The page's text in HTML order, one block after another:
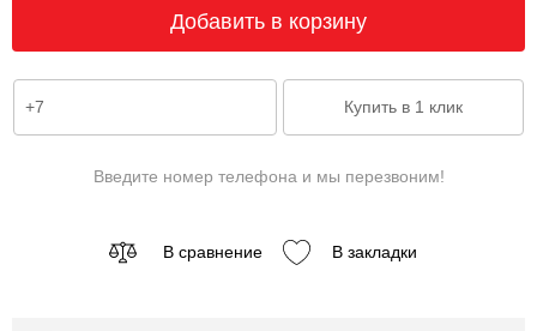
Введите номер телефона и мы перезвоним!
В сравнение В закладки